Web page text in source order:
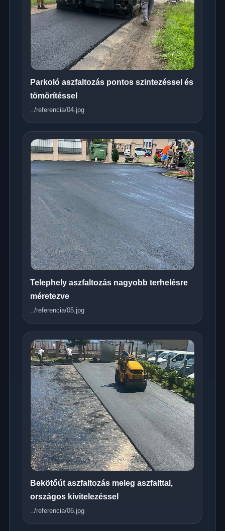
Parkoló aszfaltozás pontos szintezéssel és
tömörítéssel
../referencia/04.jpg
Telephely aszfaltozás nagyobb terhelésre
méretezve
../referencia/05.jpg
Bekötőút aszfaltozás meleg aszfalttal,
országos kivitelezéssel
../referencia/06.jpg